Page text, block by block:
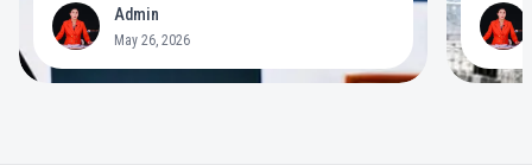
A Admin
May 26, 2026
A